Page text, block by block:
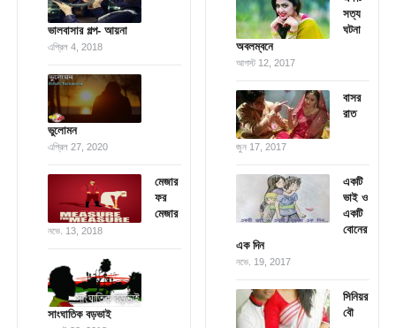
ভালবাসার গল্প- আয়না
এপ্রিল 4, 2018
ভুলোমন
এপ্রিল 27, 2020
মেজার
ফর
মেজার
নভে. 13, 2018
সাংঘাতিক বড়ভাই
সত্য
ঘটনা
অবলম্বনে
আগস্ট 12, 2017
বাসর
রাত
জুন 17, 2017
একটি
ভাই ও
একটি
বোনের
এক দিন
নভে. 19, 2017
সিনিয়র
বৌ